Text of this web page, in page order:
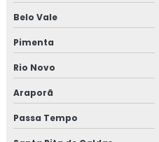
Belo Vale
Pimenta
Rio Novo
Araporã
Passa Tempo